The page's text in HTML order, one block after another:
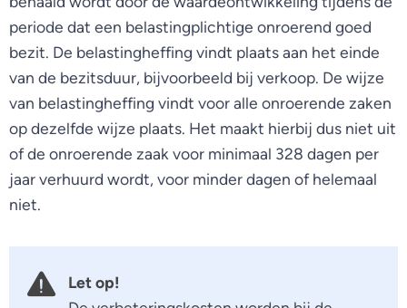
periode dat een belastingplichtige onroerend goed
bezit. De belastingheffing vindt plaats aan het einde
van de bezitsduur, bijvoorbeeld bij verkoop. De wijze
van belastingheffing vindt voor alle onroerende zaken
op dezelfde wijze plaats. Het maakt hierbij dus niet uit
of de onroerende zaak voor minimaal 328 dagen per
jaar verhuurd wordt, voor minder dagen of helemaal
niet.
Let op!